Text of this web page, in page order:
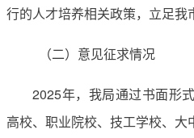
行的人才培养相关政策，立足我
（二）意见征求情况
2025年，我局通过书面形
高校、职业院校、技工学校、